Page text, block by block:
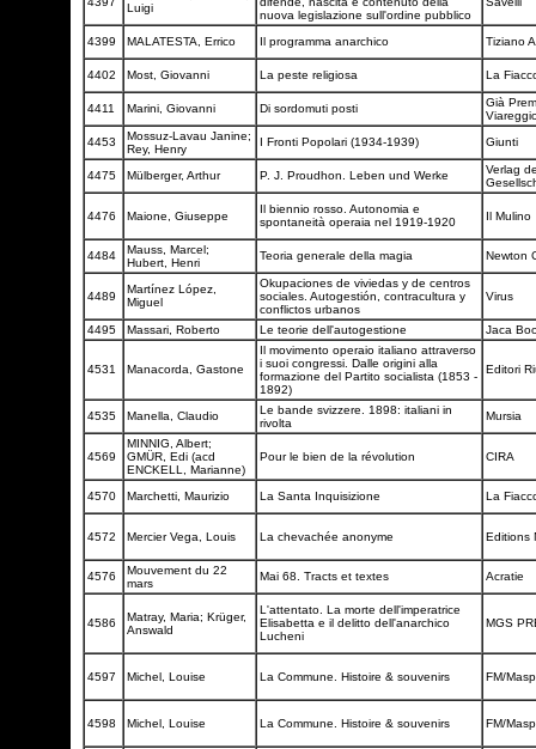
Luigi
nuova legislazione sull'ordine pubblico
4399 MALATESTA, Errico Il programma anarchico Tiziano
4402 Most, Giovanni La peste religiosa La
4411 Marini, Giovanni Di sordomuti posti
Già
4453
Mossuz-Lavau Janine;
Rey, Henry
I Fronti Popolari (1934-1939) Giunti
4475 Mülberger, Arthur P. J. Proudhon. Leben und Werke
Verlag
4476 Maione, Giuseppe
Il biennio rosso. Autonomia e
spontaneità operaia nel 1919-1920
Il Mulino
4484
Mauss, Marcel;
Hubert, Henri
Teoria generale della magia Newton
4489
Martínez López,
Miguel
Okupaciones de viviedas y de centros
sociales. Autogestión, contracultura y
conflictos urbanos
Virus
4495 Massari, Roberto Le teorie dell'autogestione Jaca
4531 Manacorda, Gastone
Il movimento operaio italiano attraverso
i suoi congressi. Dalle origini alla
formazione del Partito socialista (1853 -
1892)
Editori
4535 Manella, Claudio
Le bande svizzere. 1898: italiani in
rivolta
Mursia
4569
MINNIG, Albert;
GMÜR, Edi (acd
ENCKELL, Marianne)
Pour le bien de la révolution CIRA
4570 Marchetti, Maurizio La Santa Inquisizione La
4572 Mercier Vega, Louis La chevachée anonyme Editions
4576
Mouvement du 22
mars
Mai 68. Tracts et textes Acratie
4586
Matray, Maria; Krüger,
Answald
L'attentato. La morte dell'imperatrice
Elisabetta e il delitto dell'anarchico
Lucheni
MGS
4597 Michel, Louise La Commune. Histoire & souvenirs FM/
4598 Michel, Louise La Commune. Histoire & souvenirs FM/